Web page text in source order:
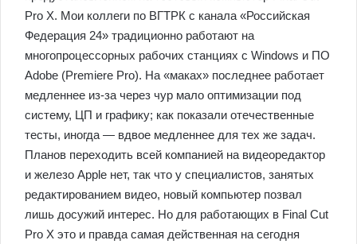
Pro X. Мои коллеги по ВГТРК с канала «Российская
Федерация 24» традиционно работают на
многопроцессорных рабочих станциях с Windows и ПО
Adobe (Premiere Pro). На «маках» последнее работает
медленнее из-за через чур мало оптимизации под
систему, ЦП и графику; как показали отечественные
тесты, иногда — вдвое медленнее для тех же задач.
Планов переходить всей компанией на видеоредактор
и железо Apple нет, так что у специалистов, занятых
редактированием видео, новый компьютер позвал
лишь досужий интерес. Но для работающих в Final Cut
Pro X это и правда самая действенная на сегодня